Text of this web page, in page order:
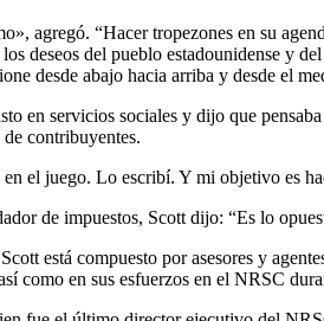
agregó. “Hacer tropezones en su
deseos del pueblo estadounidense y
desde abajo hacia arriba y desde el
en servicios sociales y dijo que
contribuyentes.
el juego. Lo escribí. Y mi objetivo es
de impuestos, Scott dijo: “Es lo
está compuesto por asesores y
como en sus esfuerzos en el NRSC